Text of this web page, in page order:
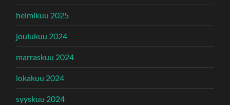
helmikuu 2025
joulukuu 2024
marraskuu 2024
lokakuu 2024
syyskuu 2024